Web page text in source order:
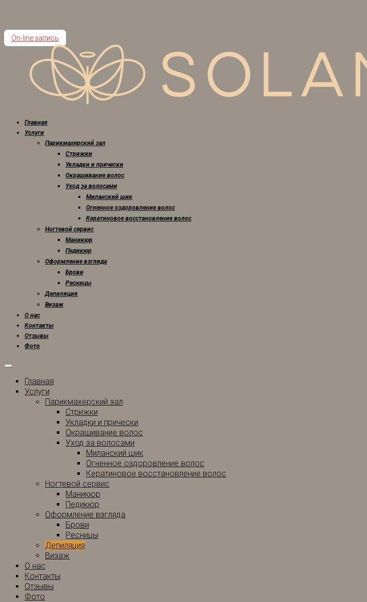
On-line запись
Главная
Услуги
Парикмахерский зал
Стрижки
Укладки и прически
Окрашивание волос
Уход за волосами
Миланский шик
Огненное оздоровление волос
Кератиновое восстановление волос
Ногтевой сервис
Маникюр
Педикюр
Оформление взгляда
Брови
Ресницы
Депиляция
Визаж
О нас
Контакты
Отзывы
Фото
Главная
Услуги
Парикмахерский зал
Стрижки
Укладки и прически
Окрашивание волос
Уход за волосами
Миланский шик
Огненное оздоровление волос
Кератиновое восстановление волос
Ногтевой сервис
Маникюр
Педикюр
Оформление взгляда
Брови
Ресницы
Депиляция
Визаж
О нас
Контакты
Отзывы
Фото